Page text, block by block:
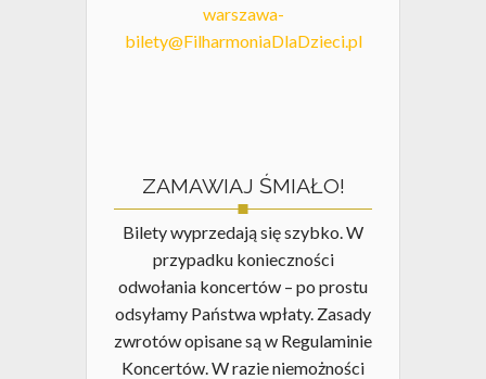
warszawa-
bilety@FilharmoniaDlaDzieci.pl
ZAMAWIAJ ŚMIAŁO!
Bilety wyprzedają się szybko. W
przypadku konieczności
odwołania koncertów – po prostu
odsyłamy Państwa wpłaty. Zasady
zwrotów opisane są w Regulaminie
Koncertów. W razie niemożności